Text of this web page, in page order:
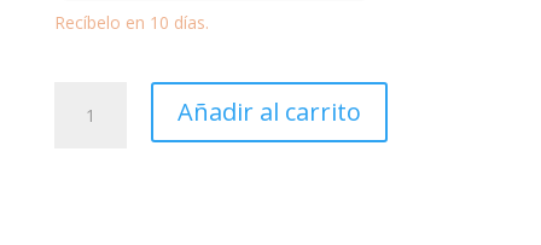
Recíbelo en 10 días.
Octógono
Añadir al carrito